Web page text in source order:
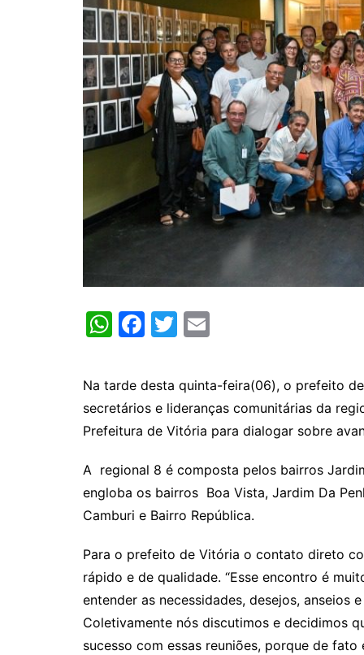
W
at
s
A
p
F
c
e
b
o
k
T
itt
er
ai
l
Na tarde desta quinta-feira(06), o prefeito
secretários e lideranças comunitárias da
Prefeitura de Vitória para dialogar sobre
A regional 8 é composta pelos bairros
engloba os bairros Boa Vista, Jardim Da
Camburi e Bairro República.
Para o prefeito de Vitória o contato direto
rápido e de qualidade. “Esse encontro é
entender as necessidades, desejos, anseios
Coletivamente nós discutimos e decidimos
sucesso com essas reuniões, porque de